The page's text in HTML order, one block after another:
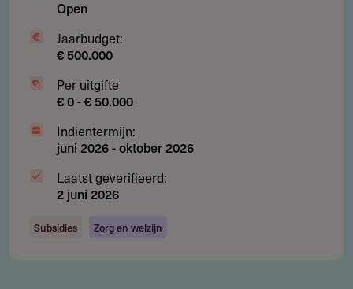
Verlenging van het huidige project om dat af te ronden
Directe, eenmalige financiering van scholing voor
projectgroepleden
Uitvoering van wetenschappelijk onderzoek
ondersteuningsactiviteiten die al gefinancierd worden
Jeugdwet
Open
Jaarbudget:
€ 500.000
Per uitgifte
€ 0 - € 50.000
Indientermijn:
juni 2026-oktober 2026
Laatst geverifieerd:
2 juni 2026
Subsidies Zorg en welzijn